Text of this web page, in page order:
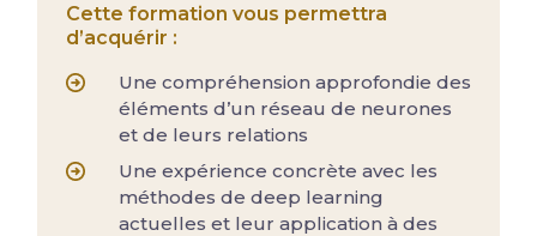
Cette formation vous permettra
d’acquérir :
Une compréhension approfondie des
éléments d’un réseau de neurones
et de leurs relations
Une expérience concrète avec les
méthodes de deep learning
actuelles et leur application à des